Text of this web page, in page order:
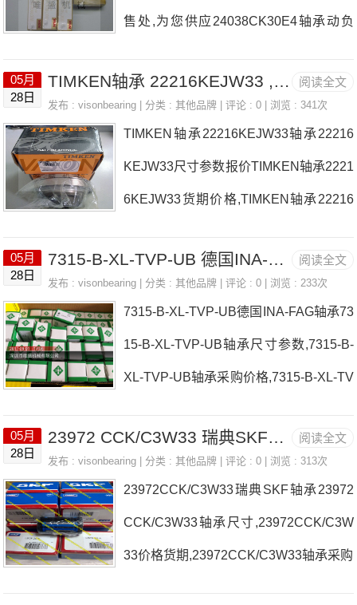
EZ-200-PCR轴承询价热线：0755-2236
1750
售处,为您供应24038CK30E4轴承动负
度，详细的24038CK30E4轴承尺寸参数
阅读全文
05月
28日
TIMKEN轴承 22216KEJW33 , 22216KEJW33 尺寸参数报价
发布 :visonbearing | 分类 :其他品牌 | 评论 : 0 | 浏览 : 341次
TIMKEN轴承22216KEJW33轴承22216
KEJW33尺寸参数报价TIMKEN轴承2221
6KEJW33货期价格,TIMKEN轴承22216
阅读全文
05月
28日
7315-B-XL-TVP-UB 德国INA-FAG轴承
发布 :visonbearing | 分类 :其他品牌 | 评论 : 0 | 浏览 : 233次
7315-B-XL-TVP-UB德国INA-FAG轴承73
15-B-XL-TVP-UB轴承尺寸参数,7315-B-
XL-TVP-UB轴承采购价格,7315-B-XL-TV
阅读全文
05月
28日
23972 CCK/C3W33 瑞典SKF轴承
发布 :visonbearing | 分类 :其他品牌 | 评论 : 0 | 浏览 : 313次
23972CCK/C3W33瑞典SKF轴承23972
CCK/C3W33轴承尺寸,23972CCK/C3W
33价格货期,23972CCK/C3W33轴承采购